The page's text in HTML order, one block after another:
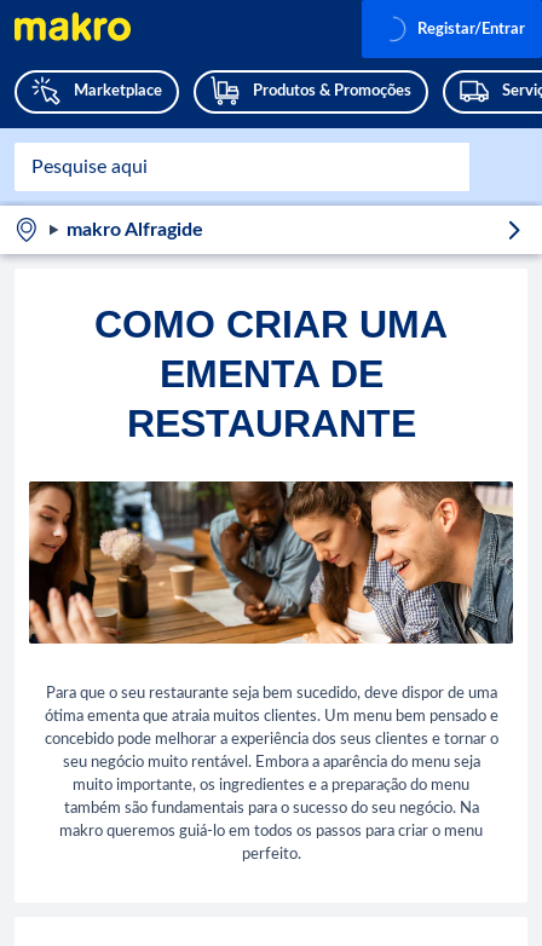
Marketplace Produtos & Promoções
Registar/Entrar
makro Alfragide
COMO CRIAR UMA
EMENTA DE
RESTAURANTE
Para que o seu restaurante seja bem sucedido, deve dispor de uma
ótima ementa que atraia muitos clientes. Um menu bem pensado e
concebido pode melhorar a experiência dos seus clientes e tornar o
seu negócio muito rentável. Embora a aparência do menu seja
muito importante, os ingredientes e a preparação do menu
também são fundamentais para o sucesso do seu negócio. Na
makro queremos guiá-lo em todos os passos para criar o menu
perfeito.